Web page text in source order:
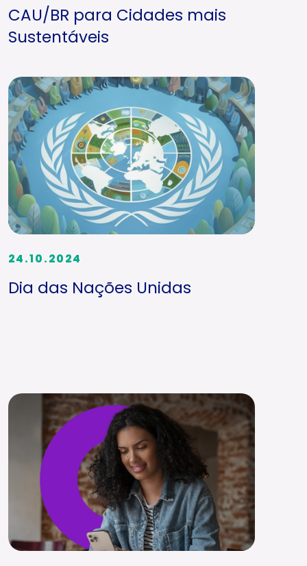
CAU/BR para Cidades mais
Sustentáveis
24.10.2024
Dia das Nações Unidas